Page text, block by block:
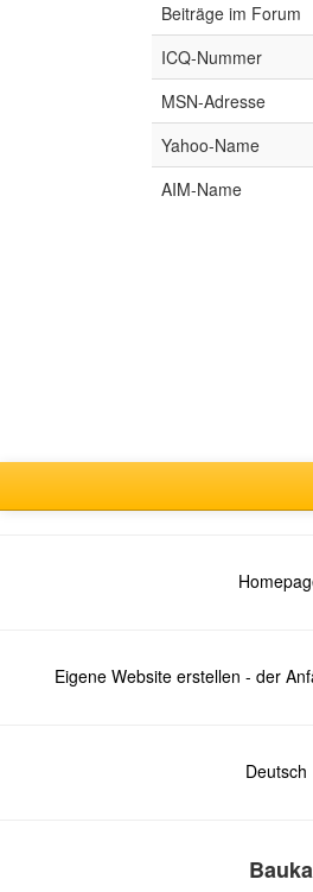
Beiträge im Forum
ICQ-Nummer
MSN-Adresse
Yahoo-Name
AIM-Name
Eigene Website erstellen - der
Deutsch